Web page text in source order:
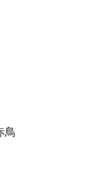
鳥